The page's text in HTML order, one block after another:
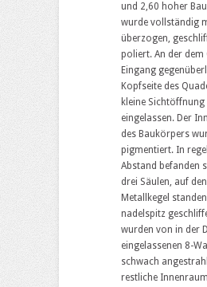
und 2,60 hoher
wurde vollständig
überzogen,
poliert. An der dem
Eingang
Kopfseite des
kleine Sichtöffnung
eingelassen. Der
des Baukörpers
pigmentiert. In
Abstand befanden
drei Säulen, auf
Metallkegel
nadelspitz
wurden von in der
eingelassenen 8-
schwach
restliche